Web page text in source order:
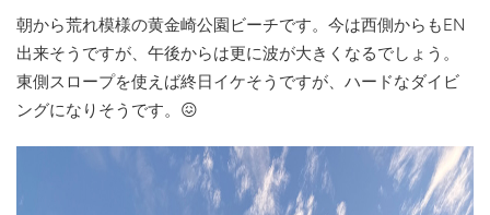
朝から荒れ模様の黄金崎公園ビーチです。今は西側からもEN
出来そうですが、午後からは更に波が大きくなるでしょう。
東側スロープを使えば終日イケそうですが、ハードなダイビ
ングになりそうです。😖